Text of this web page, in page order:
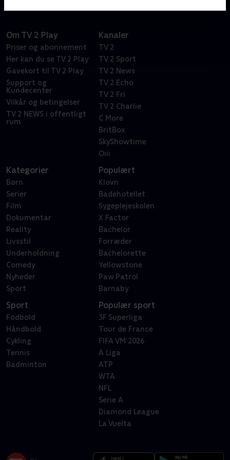
Om TV 2 Play
Priser og abonnement
Her kan du se TV 2 Play
Gavekort til TV 2 Play
Support og
Kundecenter
Vilkår og betingelser
TV 2 NEWS i offentligt
rum
Kanaler
TV 2
TV 2 Sport
TV 2 News
TV 2 Echo
TV 2 Fri
TV 2 Charlie
C More
BritBox
SkyShowtime
Oiii
Kategorier
Børn
Serier
Film
Dokumentar
Reality
Livsstil
Underholdning
Comedy
Nyheder
Sport
Populært
Klovn
Badehotellet
Sygeplejeskolen
X Factor
Bachelor
Forræder
Bachelorette
Yellowstone
Paw Patrol
Barnaby
Sport
Fodbold
Håndbold
Cykling
Tennis
Badminton
Populær sport
3F Superliga
Tour de France
FIFA VM 2026
A Liga
ATP
WTA
NFL
Serie A
Diamond League
La Vuelta